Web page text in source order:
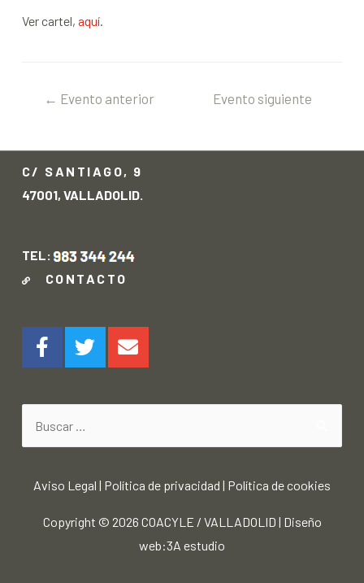
Ver cartel, aquí.
← Evento anterior
Evento siguiente
C/ SANTIAGO, 9
47001, VALLADOLID.
TEL:
CONTACTO
Aviso Legal | Política de privacidad | Política de cookies
Copyright © 2026 COACYLE / VALLADOLID | Diseño
web:3A estudio